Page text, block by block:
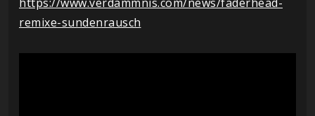
https://www.verdammnis.com/news/faderhead-
remixe-sundenrausch